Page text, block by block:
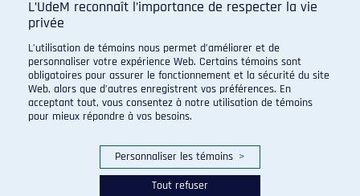
L’UdeM reconnaît l’importance de respecter la vie
privée
L’utilisation de témoins nous permet d’améliorer et de
personnaliser votre expérience Web. Certains témoins sont
obligatoires pour assurer le fonctionnement et la sécurité du site
Web, alors que d’autres enregistrent vos préférences. En
acceptant tout, vous consentez à notre utilisation de témoins
pour mieux répondre à vos besoins.
Personnaliser les témoins >
Tout refuser